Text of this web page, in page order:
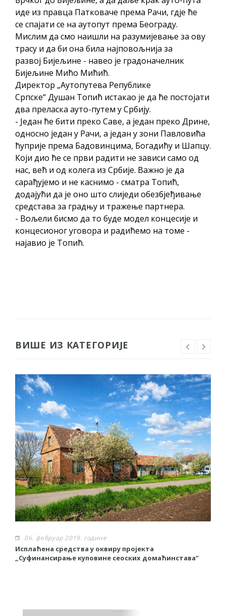
иде из правца Патковаче према Рачи, гдје ће
се спајати се на аутопут према Београду.
Мислим да смо наишли на разумијевање за ову
трасу и да би она била најповољнија за
развој Бијељине - навео је градоначелник
Бијељине Мићо Мићић.
Директор „Аутопутева Републике
Српске“ Душан Топић истакао је да ће постојати
два преласка ауто-путем у Србију.
- Један ће бити преко Саве, а један преко Дрине,
односно један у Рачи, а један у зони Павловића
ћуприје према Бадовинцима, Богадићу и Шапцу.
Који дио ће се први радити не зависи само од
нас, већ и од колега из Србије. Важно је да
сарађујемо и не каснимо - сматра Топић,
додајући да је оно што слиједи обезбјеђивање
средстава за градњу и тражење партнера.
- Вољели бисмо да то буде модел концесије и
концесионог уговора и радићемо на томе -
најавио је Топић.
ВИШЕ ИЗ КАТЕГОРИЈЕ
06. фебруар 2019. године
Исплаћена средства у оквиру пројекта
„Суфинансирање куповине сеоских домаћинстава“